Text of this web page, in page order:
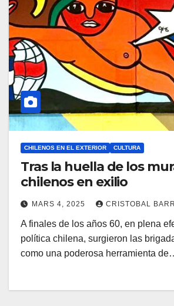
CHILENOS EN EL EXTERIOR CULTURA
Tras la huella de los
chilenos en exilio
MARS 4, 2025 CRISTOBAL
A finales de los años 60, en plena
política chilena, surgieron las
como una poderosa herramienta